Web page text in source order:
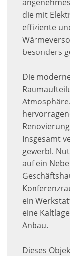
die mit
effiziente
besonders
Die
Insgesamt
gewerbl.
auf ein
ein
eine
Anbau.
Dieses